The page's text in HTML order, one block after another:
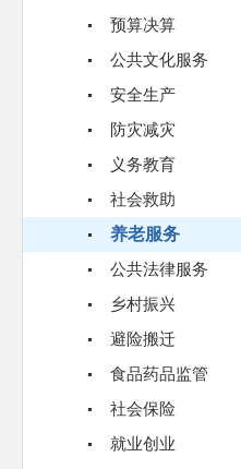
预算决算
公共文化服务
安全生产
防灾减灾
义务教育
社会救助
养老服务
公共法律服务
乡村振兴
避险搬迁
食品药品监管
社会保险
就业创业